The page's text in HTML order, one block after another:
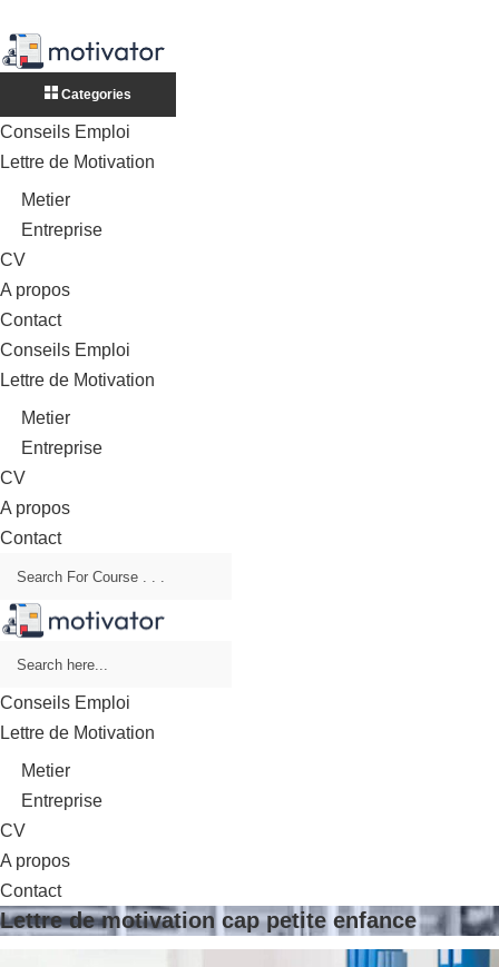
Categories
Conseils Emploi
Lettre de Motivation
Metier
Entreprise
CV
A propos
Contact
Conseils Emploi
Lettre de Motivation
Metier
Entreprise
CV
A propos
Contact
Conseils Emploi
Lettre de Motivation
Metier
Entreprise
CV
A propos
Contact
Lettre de motivation cap petite enfance